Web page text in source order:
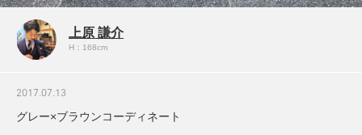
上原 謙介
H：168cm
2017.07.13
グレー×ブラウンコーディネート